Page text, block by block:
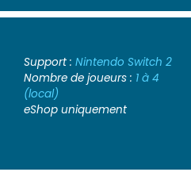
Support : Nintendo Switch 2
Nombre de joueurs : 1 à 4
(local)
eShop uniquement